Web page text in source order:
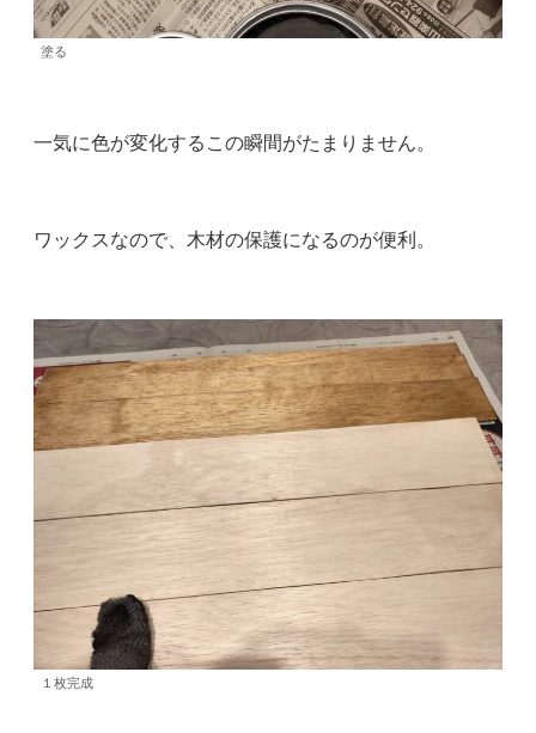
塗る
一気に色が変化するこの瞬間がたまりません。
ワックスなので、木材の保護になるのが便利。
１枚完成